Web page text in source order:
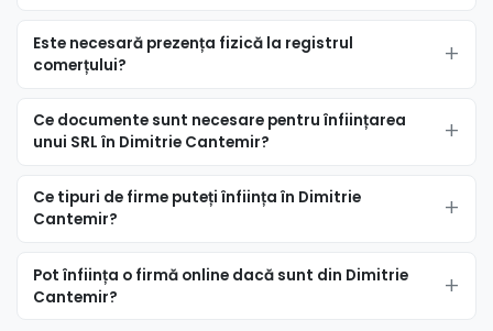
Este necesară prezența fizică la registrul
comerțului?
Ce documente sunt necesare pentru înființarea
unui SRL în Dimitrie Cantemir?
Ce tipuri de firme puteți înființa în Dimitrie
Cantemir?
Pot înființa o firmă online dacă sunt din Dimitrie
Cantemir?